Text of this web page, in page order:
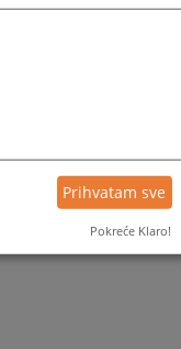
Prihvatam sve
Pokreće Klaro!